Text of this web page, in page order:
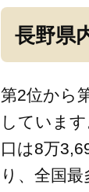
長野県
第2位から
していま
口は8万
り、全国